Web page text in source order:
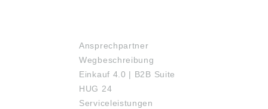
Ansprechpartner
Wegbeschreibung
Einkauf 4.0 | B2B Suite
HUG 24
Serviceleistungen